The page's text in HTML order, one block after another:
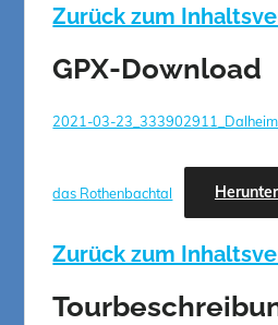
Zurück zum
GPX-Download
2021-03-
das Rothenbachtal
Zurück zum